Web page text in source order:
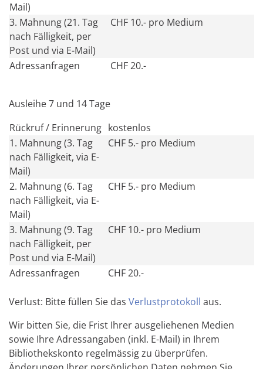
Mail)
3. Mahnung (21. Tag
nach Fälligkeit, per
Post und via E-Mail)
CHF 10.- pro Medium
Adressanfragen CHF 20.-
Ausleihe 7 und 14 Tage
Rückruf / Erinnerung kostenlos
1. Mahnung (3. Tag
nach Fälligkeit, via E-
Mail)
CHF 5.- pro Medium
2. Mahnung (6. Tag
nach Fälligkeit, via E-
Mail)
CHF 5.- pro Medium
3. Mahnung (9. Tag
nach Fälligkeit, per
Post und via E-Mail)
CHF 10.- pro Medium
Adressanfragen CHF 20.-
Verlust: Bitte füllen Sie das Verlustprotokoll aus.
Wir bitten Sie, die Frist Ihrer ausgeliehenen Medien
sowie Ihre Adressangaben (inkl. E-Mail) in Ihrem
Bibliothekskonto regelmässig zu überprüfen.